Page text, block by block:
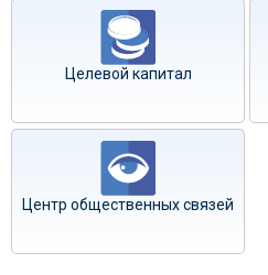
Целевой капитал
Центр общественных связей